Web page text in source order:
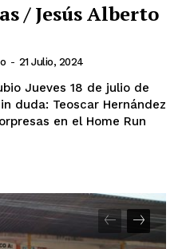
/ Jesús Alberto
- 21 Julio, 2024
en el Home Run